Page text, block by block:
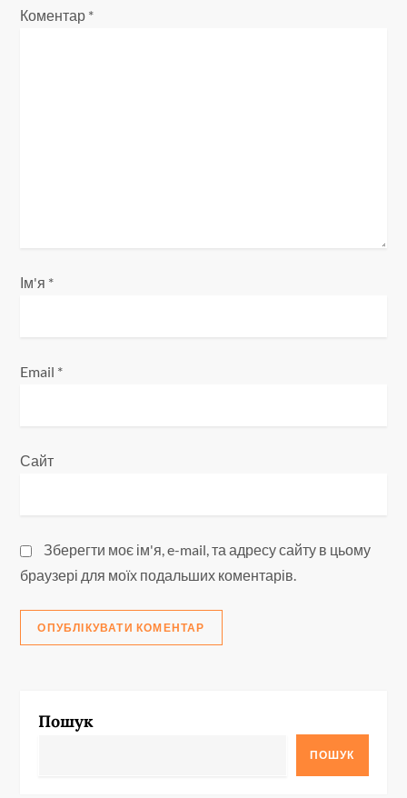
і
Коментар *
Ім'я *
Email *
Сайт
Зберегти моє ім'я, e-mail, та адресу сайту в цьому
браузері для моїх подальших коментарів.
Пошук
ПОШУК